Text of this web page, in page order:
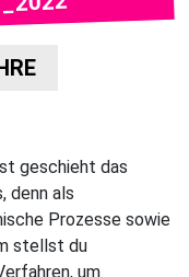
geschieht das
denn als
Prozesse sowie
stellst du
um